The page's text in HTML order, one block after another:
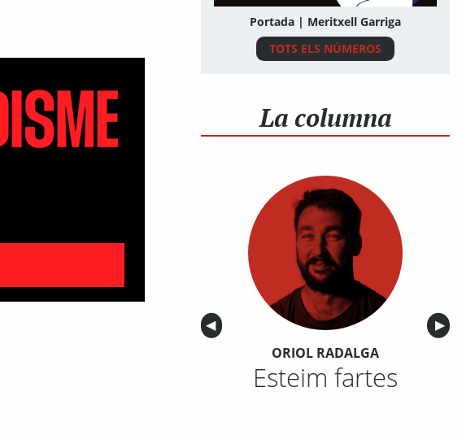
Portada | Meritxell Garriga
TOTS ELS NÚMEROS
La columna
Anterior
◀︎ ▶︎
ORIOL RADALGA
Esteim fartes